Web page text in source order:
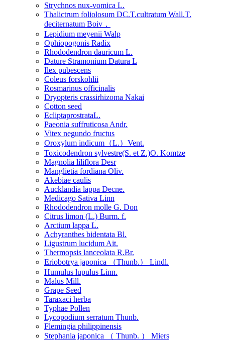
Strychnos nux-vomica L.
Thalictrum foliolosum DC.T.cultratum Wall.T.
deciternatum Boiv，
Lepidium meyenii Walp
Ophiopogonis Radix
Rhododendron dauricum L.
Dature Stramonium Datura L
Ilex pubescens
Coleus forskohlii
Rosmarinus officinalis
Dryopteris crassirhizoma Nakai
Cotton seed
EcliptaprostrataL.
Paeonia suffruticosa Andr.
Vitex negundo fructus
Oroxylum indicum（L.）Vent.
Toxicodendron sylvestre(S. et Z.)O. Komtze
Magnolia liliflora Desr
Manglietia fordiana Oliv.
Akebiae caulis
Aucklandia lappa Decne.
Medicago Sativa Linn
Rhododendron molle G. Don
Citrus limon (L.) Burm. f.
Arctium lappa L.
Achyranthes bidentata Bl.
Ligustrum lucidum Ait.
Thermopsis lanceolata R.Br.
Eriobotrya japonica （Thunb.） Lindl.
Humulus lupulus Linn.
Malus Mill.
Grape Seed
Taraxaci herba
Typhae Pollen
Lycopodium serratum Thunb.
Flemingia philippinensis
Stephania japonica （ Thunb. ） Miers